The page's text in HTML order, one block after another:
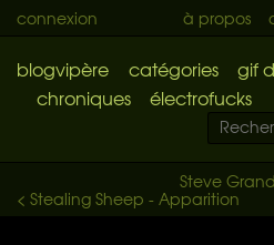
connexion à propos
blogvipère catégories
gif
chroniques
électrofucks
Steve
< Stealing Sheep - Apparition